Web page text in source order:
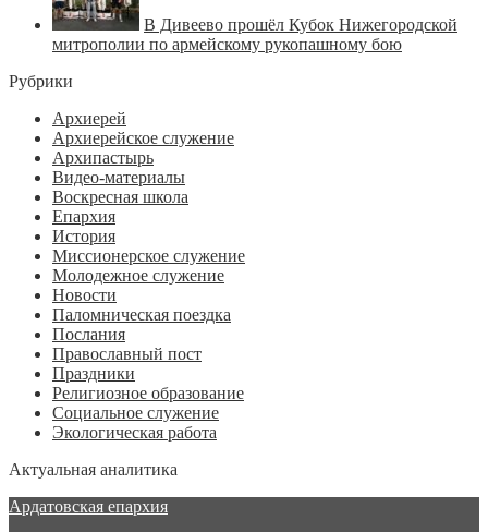
В Дивеево прошёл Кубок Нижегородской
митрополии по армейскому рукопашному бою
Рубрики
Архиерей
Архиерейское служение
Архипастырь
Видео-материалы
Воскресная школа
Епархия
История
Миссионерское служение
Молодежное служение
Новости
Паломническая поездка
Послания
Православный пост
Праздники
Религиозное образование
Социальное служение
Экологическая работа
Актуальная аналитика
Ардатовская епархия